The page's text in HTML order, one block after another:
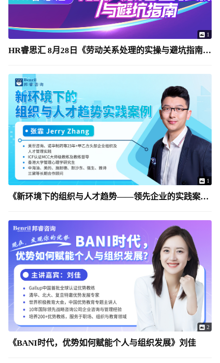
1
HR睿思汇 8月28日《劳动关系处理的实操与避坑指南》上海中心举办（免费）
1
《新环境下的组织与人才趋势——领先企业的实践案例》张霏
2
《BANI时代，优势如何赋能个人与组织发展》刘佳